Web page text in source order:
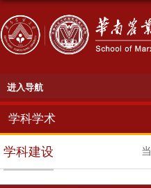
进入导航
学科学术
学科建设